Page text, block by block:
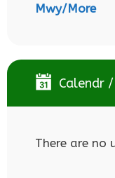
Mwy/More
Calendr
There are no